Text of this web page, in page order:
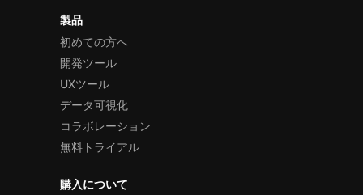
製品
初めての方へ
開発ツール
UXツール
データ可視化
コラボレーション
無料トライアル
購入について